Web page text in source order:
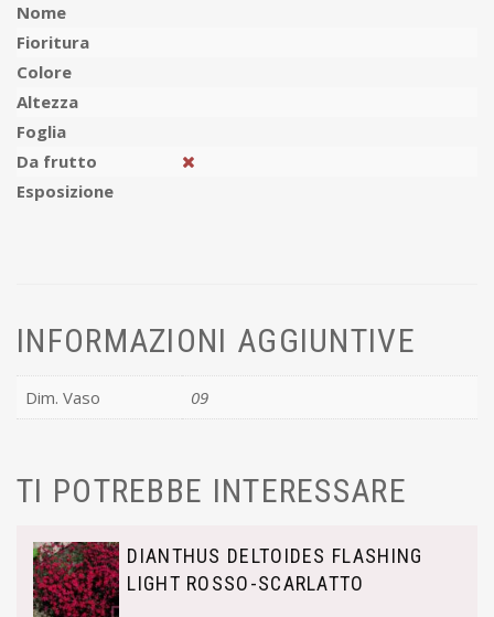
Nome
Fioritura
Colore
Altezza
Foglia
Da frutto
Esposizione
INFORMAZIONI AGGIUNTIVE
Dim. Vaso 09
TI POTREBBE INTERESSARE
DIANTHUS DELTOIDES FLASHING
LIGHT ROSSO-SCARLATTO